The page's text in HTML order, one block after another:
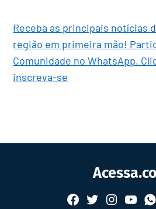
Receba as principais notícias
região em primeira mão!
Comunidade no WhatsApp.
inscreva-se
Facebook
TwitterInstagram
YouTube